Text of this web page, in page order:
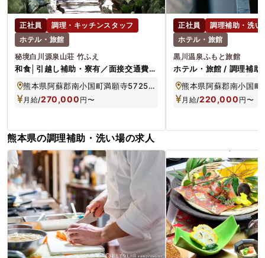
正社員
調理・キッチンスタッフ
ホテル・旅館
秘境白川源泉山荘 竹ふえ
和食│引越し補助・寮有／面接交通費全
額負担／無料の賄いつき
熊本県阿蘇郡南小国町満願寺5725-1
月給/270,000 円〜
正社員
調理補助・洗い
ホテル・旅館
黒川温泉ふもと旅館
ホテル・旅館 / 調理補助
社員
熊本県阿蘇郡南小国
月給/220,000 円〜
熊本県の調理補助・洗い場の求人